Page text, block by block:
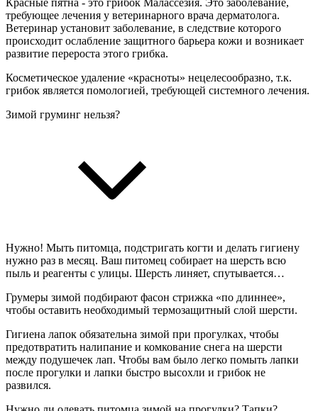
требующее лечения у ветеринарного врача дерматолога.
Ветеринар установит заболевание, в следствие которого
происходит ослабление защитного барьера кожи и возникает
развитие перероста этого грибка.
Косметическое удаление «красноты» нецелесообразно, т.к.
грибок является помологией, требующей системного лечения.
Зимой груминг нельзя?
Нужно! Мыть питомца, подстригать когти и делать гигиену
нужно раз в месяц. Ваш питомец собирает на шерсть всю
пыль и реагенты с улицы. Шерсть линяет, спутывается…
Грумеры зимой подбирают фасон стрижка «по длиннее»,
чтобы оставить необходимый термозащитный слой шерсти.
Гигиена лапок обязательна зимой при прогулках, чтобы
предотвратить налипание и комкование снега на шерсти
между подушечек лап. Чтобы вам было легко помыть лапки
после прогулки и лапки быстро высохли и грибок не
развился.